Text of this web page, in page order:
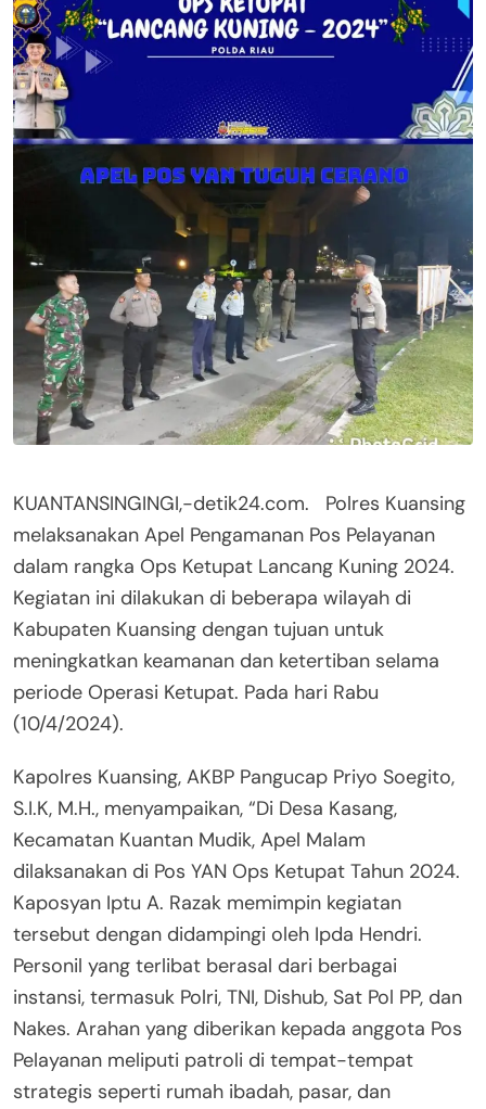
KUANTANSINGINGI,-detik24.com. Polres Kuansing
melaksanakan Apel Pengamanan Pos Pelayanan
dalam rangka Ops Ketupat Lancang Kuning 2024.
Kegiatan ini dilakukan di beberapa wilayah di
Kabupaten Kuansing dengan tujuan untuk
meningkatkan keamanan dan ketertiban selama
periode Operasi Ketupat. Pada hari Rabu
(10/4/2024).
Kapolres Kuansing, AKBP Pangucap Priyo Soegito,
S.I.K, M.H., menyampaikan, “Di Desa Kasang,
Kecamatan Kuantan Mudik, Apel Malam
dilaksanakan di Pos YAN Ops Ketupat Tahun 2024.
Kaposyan Iptu A. Razak memimpin kegiatan
tersebut dengan didampingi oleh Ipda Hendri.
Personil yang terlibat berasal dari berbagai
instansi, termasuk Polri, TNI, Dishub, Sat Pol PP, dan
Nakes. Arahan yang diberikan kepada anggota Pos
Pelayanan meliputi patroli di tempat-tempat
strategis seperti rumah ibadah, pasar, dan